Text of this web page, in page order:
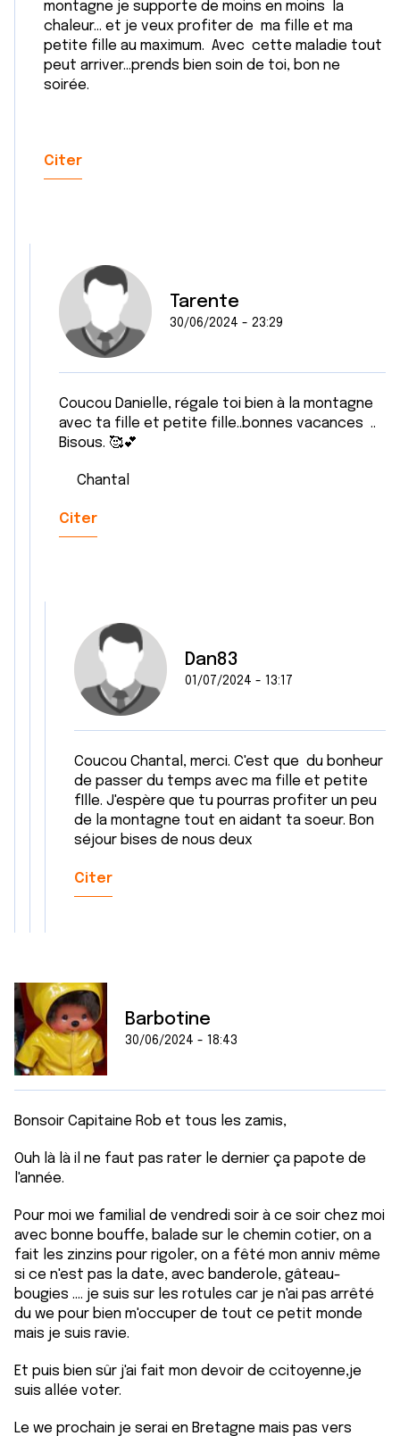
montagne je supporte de moins en moins la
chaleur... et je veux profiter de ma fille et ma
petite fille au maximum. Avec cette maladie tout
peut arriver...prends bien soin de toi, bon ne
soirée.
Citer
Tarente
30/06/2024 - 23:29
Coucou Danielle, régale toi bien à la montagne
avec ta fille et petite fille..bonnes vacances ..
Bisous. 🥰💕
Chantal
Citer
Dan83
01/07/2024 - 13:17
Coucou Chantal, merci. C'est que du bonheur
de passer du temps avec ma fille et petite
fIlle. J'espère que tu pourras profiter un peu
de la montagne tout en aidant ta soeur. Bon
séjour bises de nous deux
Citer
Barbotine
30/06/2024 - 18:43
Bonsoir Capitaine Rob et tous les zamis,
Ouh là là il ne faut pas rater le dernier ça papote de
l'année.
Pour moi we familial de vendredi soir à ce soir chez moi
avec bonne bouffe, balade sur le chemin cotier, on a
fait les zinzins pour rigoler, on a fêté mon anniv même
si ce n'est pas la date, avec banderole, gâteau-
bougies .... je suis sur les rotules car je n'ai pas arrêté
du we pour bien m'occuper de tout ce petit monde
mais je suis ravie.
Et puis bien sûr j'ai fait mon devoir de ccitoyenne,je
suis allée voter.
Le we prochain je serai en Bretagne mais pas vers